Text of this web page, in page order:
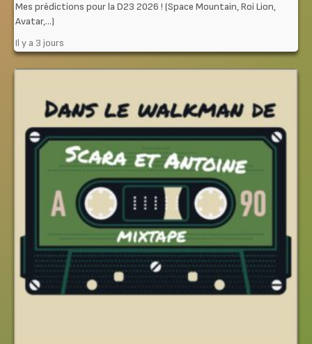
Mes prédictions pour la D23 2026 ! (Space Mountain, Roi Lion,
Avatar,…)
Il y a 3 jours